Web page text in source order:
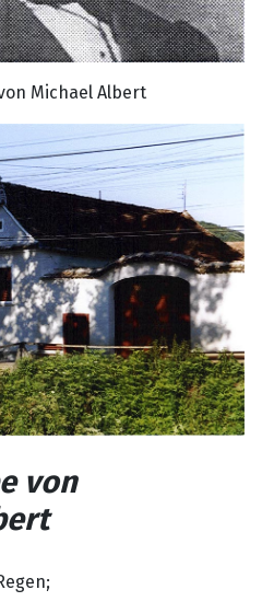
Michael Albert
von